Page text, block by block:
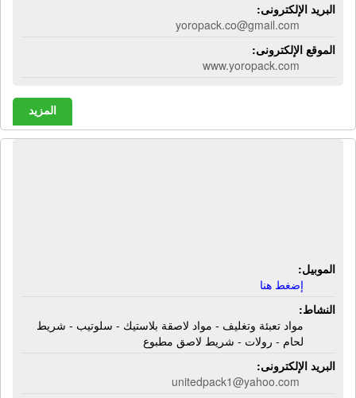
البريد الإلكترونى:
yoropack.co@gmail.com
الموقع الإلكترونى:
www.yoropack.com
المزيد
الموبيل:
إضغط هنا
النشاط:
مواد تعبئة وتغليف - مواد لاصقة بلاستيك - سلوتيب - شريط
لحام - رولات - شريط لاصق مطبوع
البريد الإلكترونى:
unitedpack1@yahoo.com